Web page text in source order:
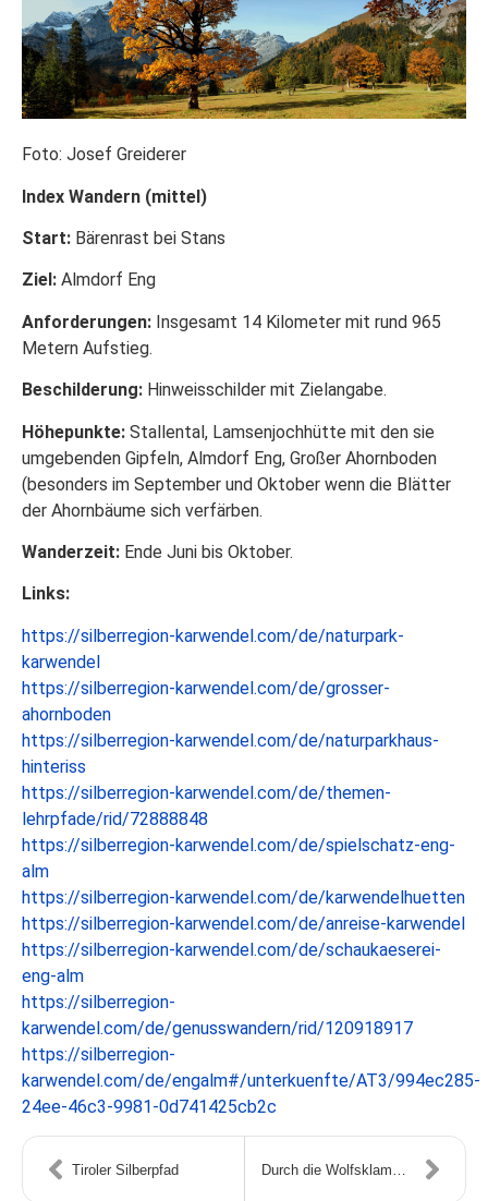
Foto: Josef Greiderer
Index Wandern (mittel)
Start: Bärenrast bei Stans
Ziel: Almdorf Eng
Anforderungen: Insgesamt 14 Kilometer mit rund 965
Metern Aufstieg.
Beschilderung: Hinweisschilder mit Zielangabe.
Höhepunkte: Stallental, Lamsenjochhütte mit den sie
umgebenden Gipfeln, Almdorf Eng, Großer Ahornboden
(besonders im September und Oktober wenn die Blätter
der Ahornbäume sich verfärben.
Wanderzeit: Ende Juni bis Oktober.
Links:
https://silberregion-karwendel.com/de/naturpark-
karwendel
https://silberregion-karwendel.com/de/grosser-
ahornboden
https://silberregion-karwendel.com/de/naturparkhaus-
hinteriss
https://silberregion-karwendel.com/de/themen-
lehrpfade/rid/72888848
https://silberregion-karwendel.com/de/spielschatz-eng-
alm
https://silberregion-karwendel.com/de/karwendelhuetten
https://silberregion-karwendel.com/de/anreise-karwendel
https://silberregion-karwendel.com/de/schaukaeserei-
eng-alm
https://silberregion-
karwendel.com/de/genusswandern/rid/120918917
https://silberregion-
karwendel.com/de/engalm#/unterkuenfte/AT3/994ec285-
24ee-46c3-9981-0d741425cb2c
Tiroler Silberpfad